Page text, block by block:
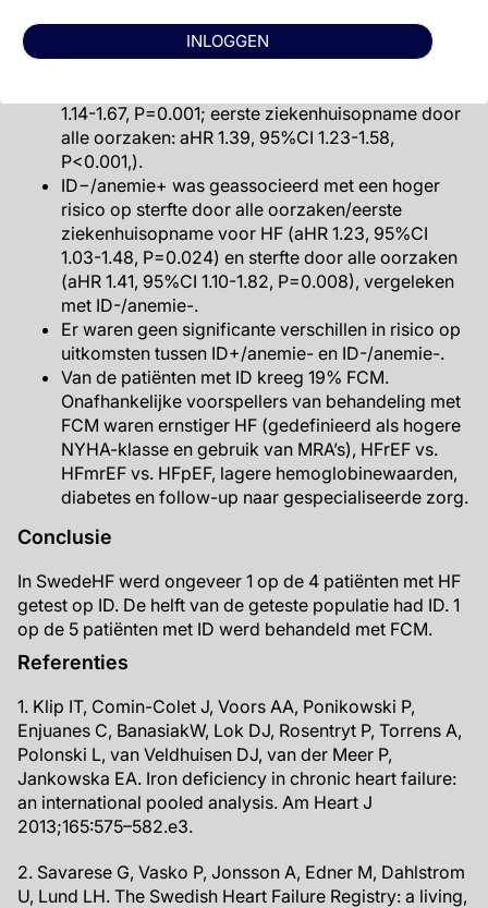
INLOGGEN
ziekenhuisopname: gecorrigeerde (a) HR 1.48,
95%CI 1.25-1.74, P <0.001; sterfte door alle
oorzaken: aHR 1.55, 95%CI 1.23-1.95, P<0.001;
1.14-1.67, P=0.001; eerste ziekenhuisopname door
alle oorzaken: aHR 1.39, 95%CI 1.23-1.58,
P<0.001,).
ID−/anemie+ was geassocieerd met een hoger
risico op sterfte door alle oorzaken/eerste
ziekenhuisopname voor HF (aHR 1.23, 95%CI
1.03-1.48, P=0.024) en sterfte door alle oorzaken
(aHR 1.41, 95%CI 1.10-1.82, P=0.008), vergeleken
met ID-/anemie-.
Er waren geen significante verschillen in risico op
uitkomsten tussen ID+/anemie- en ID-/anemie-.
Van de patiënten met ID kreeg 19% FCM.
Onafhankelijke voorspellers van behandeling met
FCM waren ernstiger HF (gedefinieerd als hogere
NYHA-klasse en gebruik van MRA’s), HFrEF vs.
HFmrEF vs. HFpEF, lagere hemoglobinewaarden,
diabetes en follow-up naar gespecialiseerde zorg.
Conclusie
In SwedeHF werd ongeveer 1 op de 4 patiënten met HF
getest op ID. De helft van de geteste populatie had ID. 1
op de 5 patiënten met ID werd behandeld met FCM.
Referenties
1. Klip IT, Comin-Colet J, Voors AA, Ponikowski P,
Enjuanes C, BanasiakW, Lok DJ, Rosentryt P, Torrens A,
Polonski L, van Veldhuisen DJ, van der Meer P,
Jankowska EA. Iron deficiency in chronic heart failure:
an international pooled analysis. Am Heart J
2013;165:575–582.e3.
2. Savarese G, Vasko P, Jonsson A, Edner M, Dahlstrom
U, Lund LH. The Swedish Heart Failure Registry: a living,